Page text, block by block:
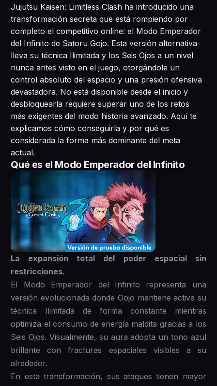
Jujutsu Kaisen: Limitless Clash ha introducido una
transformación secreta que está rompiendo por
completo el competitivo online: el Modo Emperador
del Infinito de Satoru Gojo. Esta versión alternativa
lleva su técnica Ilimitada y los Seis Ojos a un nivel
nunca antes visto en el juego, otorgándole un
control absoluto del espacio y una presión ofensiva
devastadora. No está disponible desde el inicio y
desbloquearla requiere superar uno de los retos
más exigentes del modo historia avanzado. Aquí te
explicamos cómo conseguirla y por qué es
considerada la forma más dominante del meta
actual.
Qué es el Modo Emperador del Infinito
La expansión total del poder espacial sin
restricciones.
El Modo Emperador del Infinito representa una
versión evolucionada donde Gojo mantiene activa su
técnica Ilimitada de forma constante mientras
optimiza el consumo de energía maldita gracias a los
Seis Ojos. Visualmente, su aura adopta un tono azul
brillante con fracturas espaciales visibles a su
alrededor.
En esta transformación, sus ataques tienen mayor